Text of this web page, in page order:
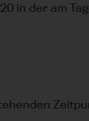
in der am